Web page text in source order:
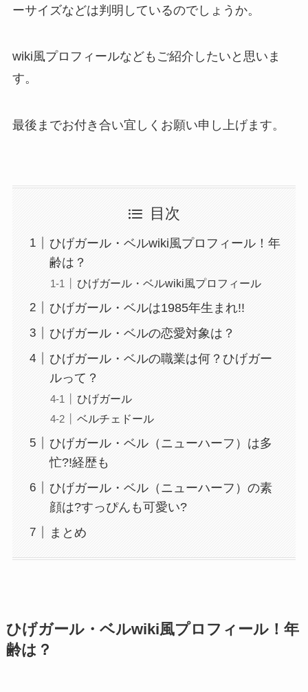
ーサイズなどは判明しているのでしょうか。
wiki風プロフィールなどもご紹介したいと思いま
す。
最後までお付き合い宜しくお願い申し上げます。
目次
ひげガール・ベルwiki風プロフィール！年
齢は？
ひげガール・ベルwiki風プロフィール
ひげガール・ベルは1985年生まれ!!
ひげガール・ベルの恋愛対象は？
ひげガール・ベルの職業は何？ひげガー
ルって？
ひげガール
ベルチェドール
ひげガール・ベル（ニューハーフ）は多
忙?!経歴も
ひげガール・ベル（ニューハーフ）の素
顔は?すっぴんも可愛い?
まとめ
ひげガール・ベルwiki風プロフィール！年
齢は？